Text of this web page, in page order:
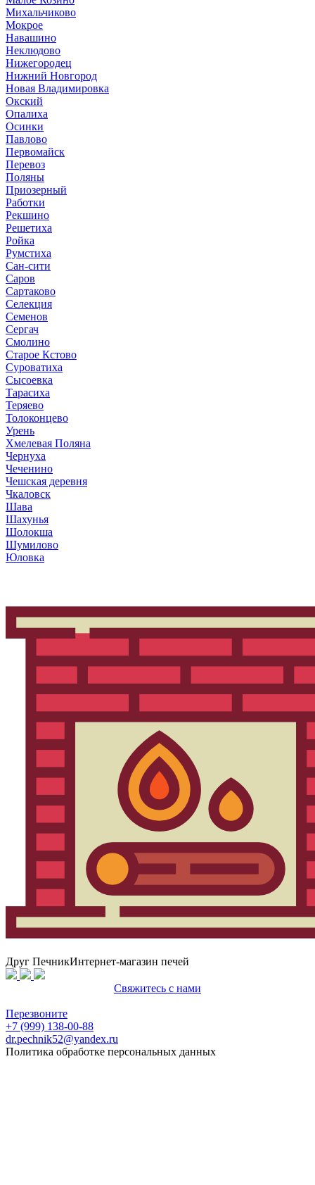
Михальчиково
Мокрое
Навашино
Неклюдово
Нижегородец
Нижний Новгород
Новая Владимировка
Окский
Опалиха
Осинки
Павлово
Первомайск
Перевоз
Поляны
Приозерный
Работки
Рекшино
Решетиха
Ройка
Румстиха
Сан-сити
Саров
Сартаково
Селекция
Семенов
Сергач
Смолино
Старое Кстово
Суроватиха
Сысоевка
Тарасиха
Теряево
Толоконцево
Урень
Хмелевая Поляна
Чернуха
Чеченино
Чешская деревня
Чкаловск
Шава
Шахунья
Шолокша
Шумилово
Юловка
Друг ПечникИнтернет-магазин печей
Свяжитесь с нами
Перезвоните
+7 (999) 138-00-88
dr.pechnik52@yandex.ru
Политика обработке персональных данных